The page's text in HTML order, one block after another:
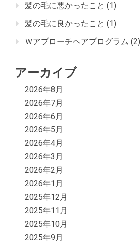
髪の毛に悪かったこと (1)
髪の毛に良かったこと (1)
Ｗアプローチヘアプログラム (2)
アーカイブ
2026年8月
2026年7月
2026年6月
2026年5月
2026年4月
2026年3月
2026年2月
2026年1月
2025年12月
2025年11月
2025年10月
2025年9月